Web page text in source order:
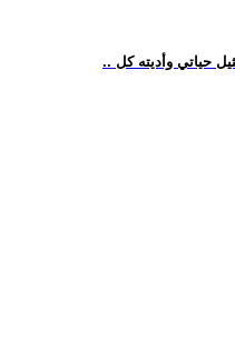
حياتي وأديته كل